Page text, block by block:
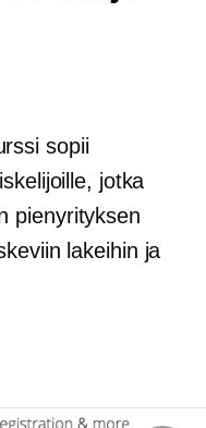
sopii
jotka
pienyrityksen
lakeihin ja